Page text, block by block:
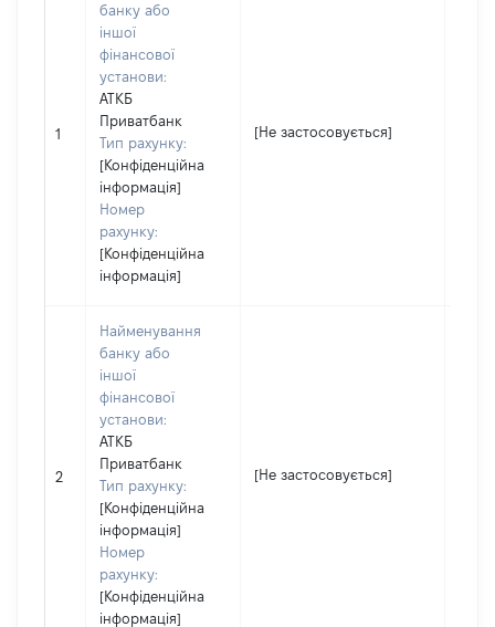
1
банку або
іншої
фінансової
установи:
АТКБ
Приватбанк
Тип рахунку:
[Конфіденційна
інформація]
Номер
рахунку:
[Конфіденційна
інформація]
[Не застосовується]
2
Найменування
банку або
іншої
фінансової
установи:
АТКБ
Приватбанк
Тип рахунку:
[Конфіденційна
інформація]
Номер
рахунку:
[Конфіденційна
інформація]
[Не застосовується]